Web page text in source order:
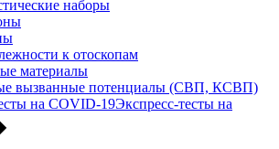
наборы
к отоскопам
материалы
вызванные потенциалы (СВП, КСВП)
Экспресс-тесты на